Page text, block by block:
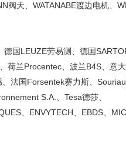
阀天、WATANABE渡边电机、
国LEUZE劳易测、德国
荷兰Procentec、波兰B4S、意大
法国Forsentek赛力斯、Souriau
S.A.、Tesa德莎、
、ENVYTECH、EBDS、